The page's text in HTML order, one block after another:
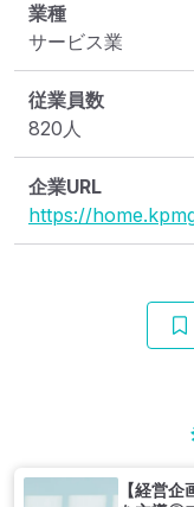
業種
サービス業
従業員数
820人
企業URL
https://
【経営